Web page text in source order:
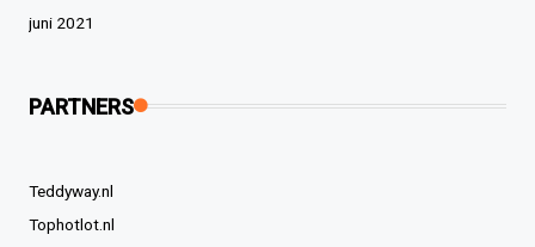
juni 2021
PARTNERS
Teddyway.nl
Tophotlot.nl